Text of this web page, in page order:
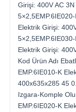
Girişi: 400V AC
Elektrik Girişi:
Elektrik Girişi:
Kod Ürün Adı
EMP.6IE010-K
400x635x285 45
Izgara-Komple
EMP.6IE020-K